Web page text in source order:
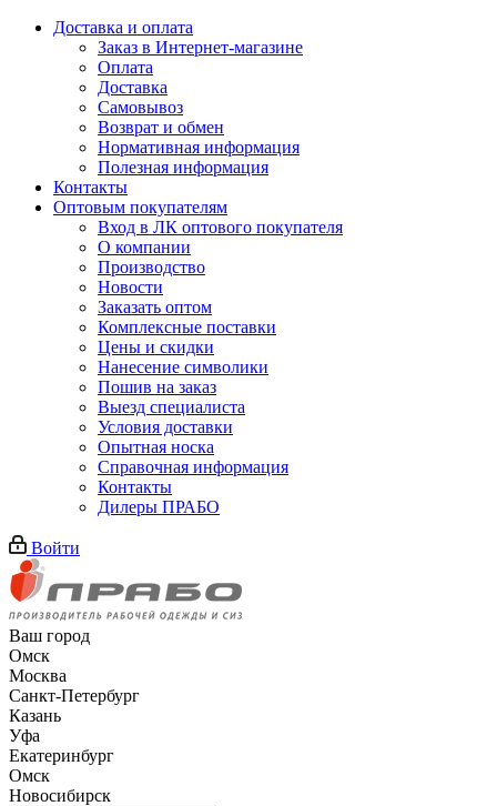
Доставка и оплата
Заказ в Интернет-магазине
Оплата
Доставка
Самовывоз
Возврат и обмен
Нормативная информация
Полезная информация
Контакты
Оптовым покупателям
Вход в ЛК оптового покупателя
О компании
Производство
Новости
Заказать оптом
Комплексные поставки
Цены и скидки
Нанесение символики
Пошив на заказ
Выезд специалиста
Условия доставки
Опытная носка
Справочная информация
Контакты
Дилеры ПРАБО
Войти
Ваш город
Омск
Москва
Санкт-Петербург
Казань
Уфа
Екатеринбург
Омск
Новосибирск